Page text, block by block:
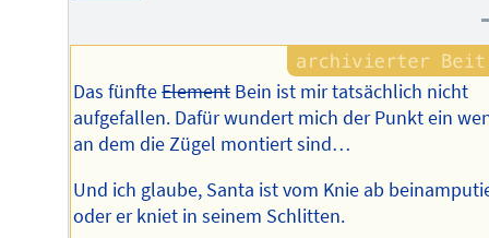
Das fünfteElement Bein ist mir tatsächlich nicht
aufgefallen. Dafür wundert mich der Punkt ein
an dem die Zügel montiert sind…
Und ich glaube, Santa ist vom Knie ab
oder er kniet in seinem Schlitten.